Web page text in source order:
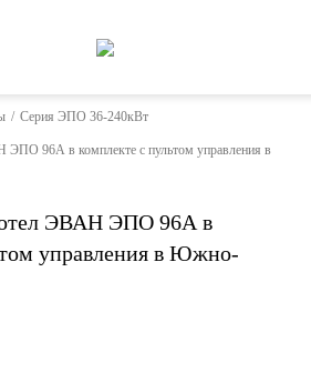
/ Серия ЭПО 36-240кВт
ЭПО 96А в комплекте с пультом управления в
ЭВАН ЭПО 96А в
управления в Южно-